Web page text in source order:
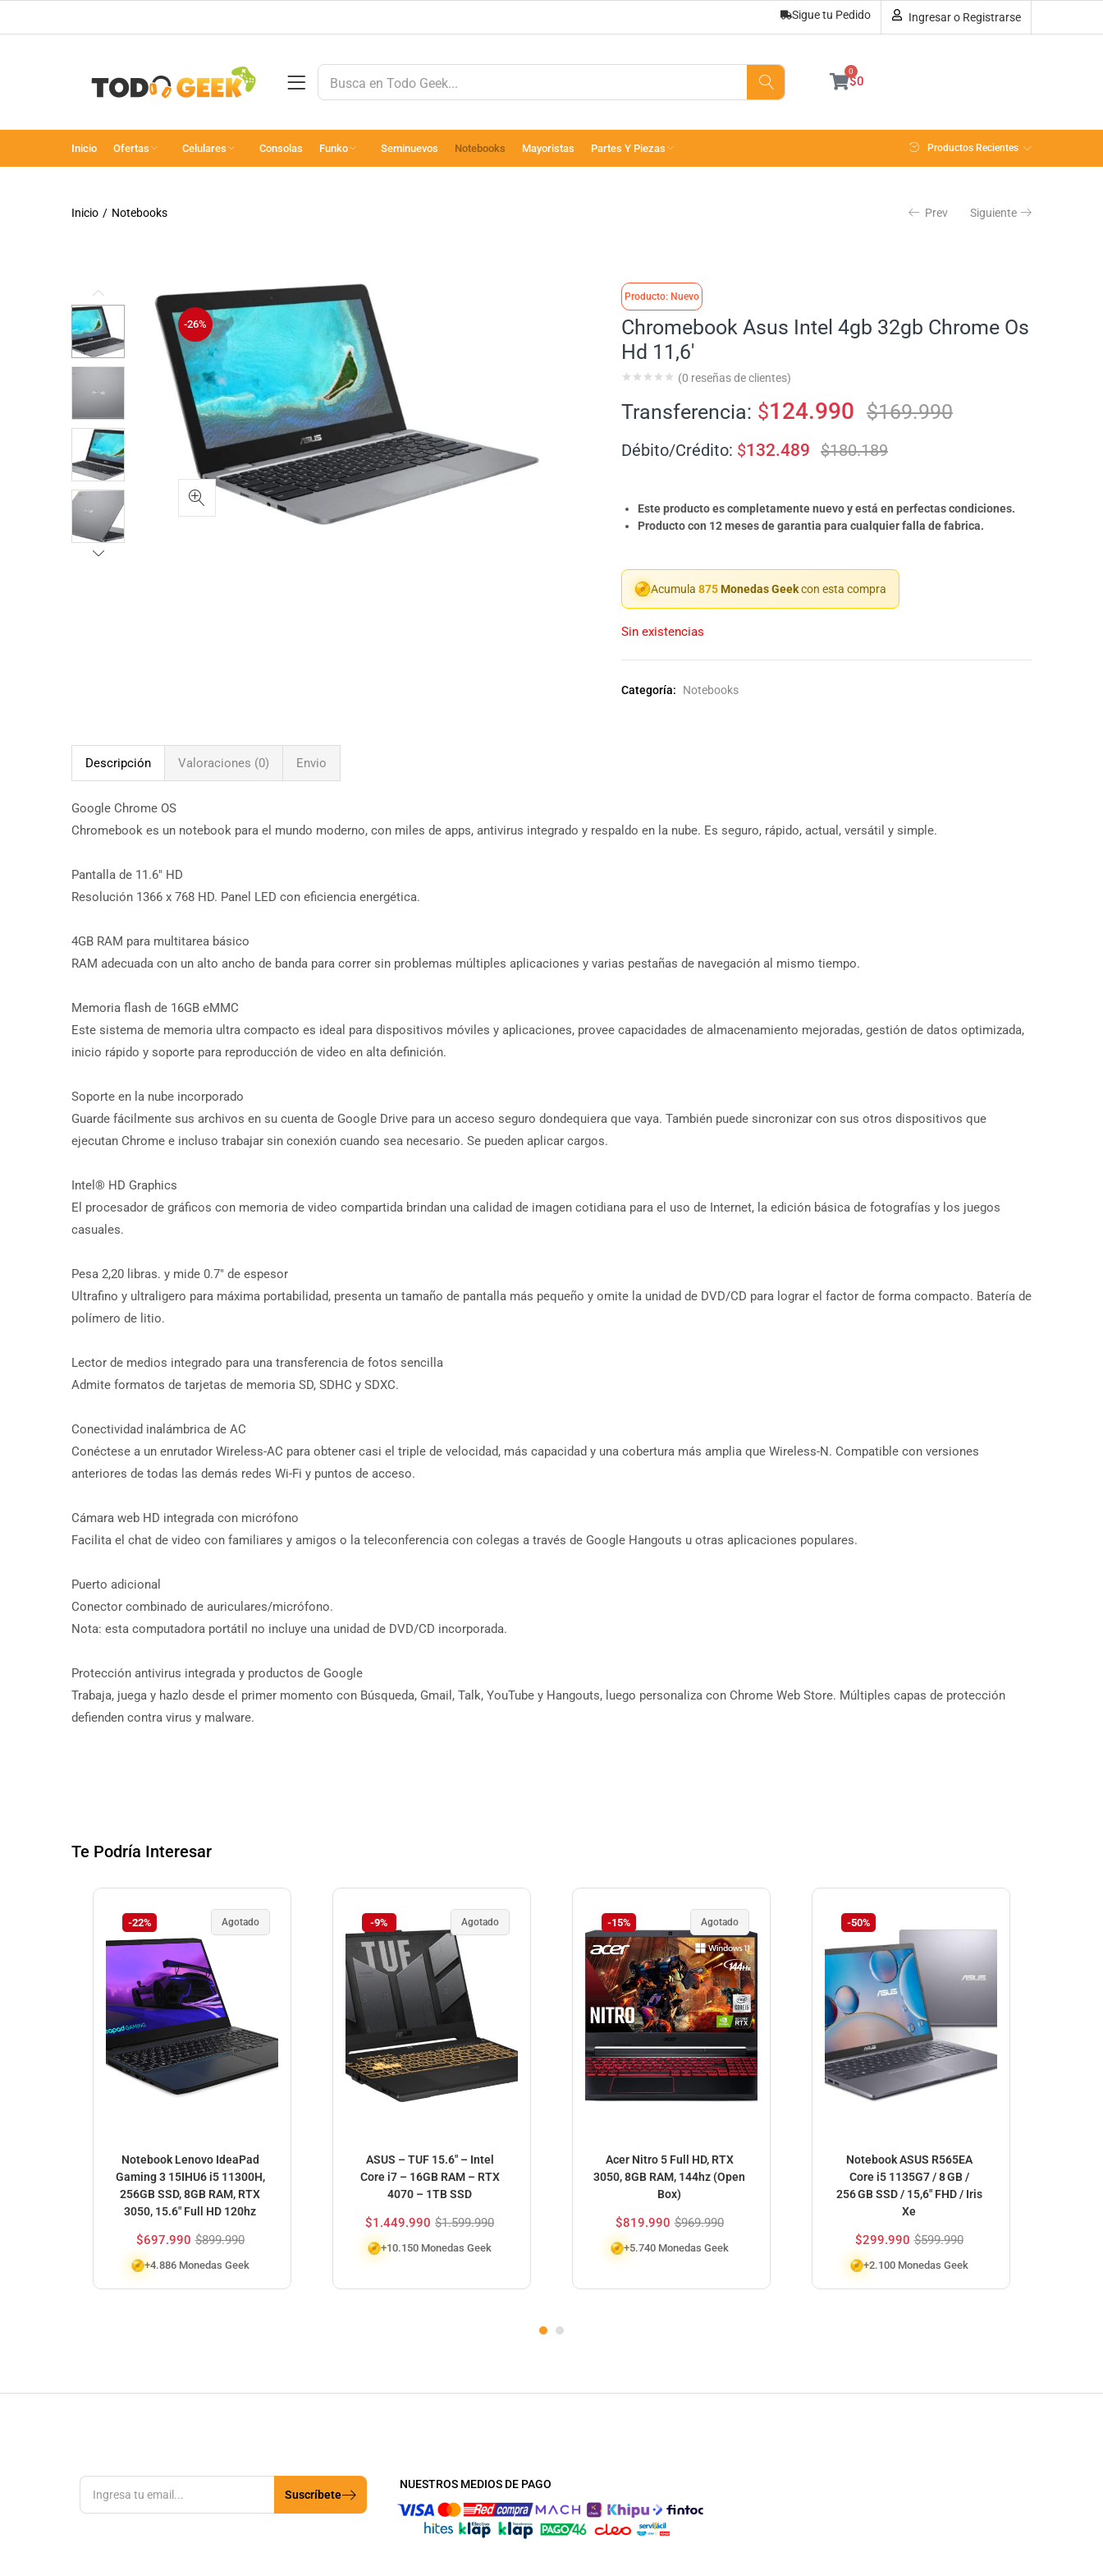
Sigue tu Pedido Ingresar o Registrarse
$0
0
Inicio Ofertas Celulares Consolas Funko Seminuevos Notebooks Mayoristas Partes Y Piezas Productos Recientes
Inicio Notebooks Prev Siguiente
Sin existencias
-26%
Producto: Nuevo
Chromebook Asus Intel 4gb 32gb Chrome Os
Hd 11,6′
(0 reseñas de clientes)
Transferencia: $124.990 $169.990
Débito/Crédito: $132.489 $180.189
Este producto es completamente nuevo y está en perfectas condiciones.
Producto con 12 meses de garantia para cualquier falla de fabrica.
Acumula 875Monedas Geekcon esta compra
Sin existencias
Categoría: Notebooks
Descripción Valoraciones (0) Envio
Google Chrome OS
Chromebook es un notebook para el mundo moderno, con miles de apps, antivirus integrado y respaldo en la nube. Es seguro, rápido, actual, versátil y simple.
Pantalla de 11.6″ HD
Resolución 1366 x 768 HD. Panel LED con eficiencia energética.
4GB RAM para multitarea básico
RAM adecuada con un alto ancho de banda para correr sin problemas múltiples aplicaciones y varias pestañas de navegación al mismo tiempo.
Memoria flash de 16GB eMMC
Este sistema de memoria ultra compacto es ideal para dispositivos móviles y aplicaciones, provee capacidades de almacenamiento mejoradas, gestión de datos optimizada,
inicio rápido y soporte para reproducción de video en alta definición.
Soporte en la nube incorporado
Guarde fácilmente sus archivos en su cuenta de Google Drive para un acceso seguro dondequiera que vaya. También puede sincronizar con sus otros dispositivos que
ejecutan Chrome e incluso trabajar sin conexión cuando sea necesario. Se pueden aplicar cargos.
Intel® HD Graphics
El procesador de gráficos con memoria de video compartida brindan una calidad de imagen cotidiana para el uso de Internet, la edición básica de fotografías y los juegos
casuales.
Pesa 2,20 libras. y mide 0.7″ de espesor
Ultrafino y ultraligero para máxima portabilidad, presenta un tamaño de pantalla más pequeño y omite la unidad de DVD/CD para lograr el factor de forma compacto. Batería de
polímero de litio.
Lector de medios integrado para una transferencia de fotos sencilla
Admite formatos de tarjetas de memoria SD, SDHC y SDXC.
Conectividad inalámbrica de AC
Conéctese a un enrutador Wireless-AC para obtener casi el triple de velocidad, más capacidad y una cobertura más amplia que Wireless-N. Compatible con versiones
anteriores de todas las demás redes Wi-Fi y puntos de acceso.
Cámara web HD integrada con micrófono
Facilita el chat de video con familiares y amigos o la teleconferencia con colegas a través de Google Hangouts u otras aplicaciones populares.
Puerto adicional
Conector combinado de auriculares/micrófono.
Nota: esta computadora portátil no incluye una unidad de DVD/CD incorporada.
Protección antivirus integrada y productos de Google
Trabaja, juega y hazlo desde el primer momento con Búsqueda, Gmail, Talk, YouTube y Hangouts, luego personaliza con Chrome Web Store. Múltiples capas de protección
defienden contra virus y malware.
Te Podría Interesar
-22% Agotado
Notebook Lenovo IdeaPad
Gaming 3 15IHU6 i5 11300H,
256GB SSD, 8GB RAM, RTX
3050, 15.6″ Full HD 120hz
$697.990 $899.990
+4.886 Monedas Geek
-9% Agotado
ASUS – TUF 15.6″ – Intel
Core i7 – 16GB RAM – RTX
4070 – 1TB SSD
$1.449.990 $1.599.990
+10.150 Monedas Geek
-15% Agotado
Acer Nitro 5 Full HD, RTX
3050, 8GB RAM, 144hz (Open
Box)
$819.990 $969.990
+5.740 Monedas Geek
-50%
Notebook ASUS R565EA
Core i5 1135G7 / 8 GB /
256 GB SSD / 15,6″ FHD / Iris
Xe
$299.990 $599.990
+2.100 Monedas Geek
Suscríbete
NUESTROS MEDIOS DE PAGO